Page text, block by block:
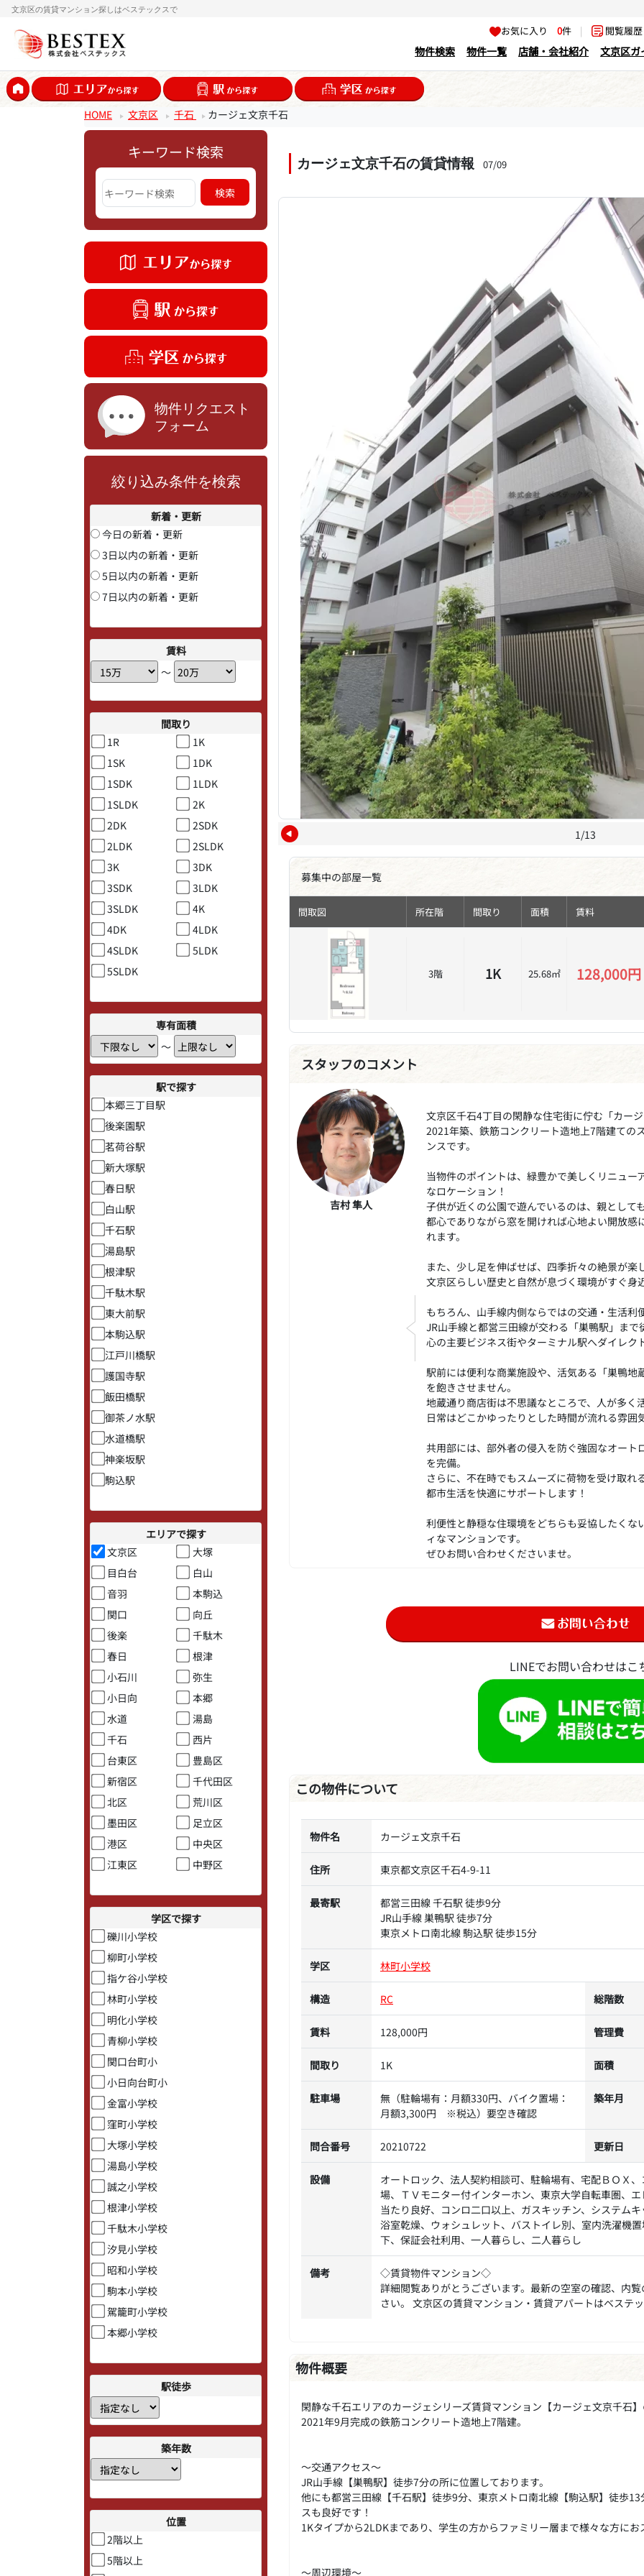
文京区の賃貸マンション探しはベステックスで
お気に入り0件 | 閲覧履
物件検索 物件一覧 店舗・会社紹介 文京区ガ
HOME 文京区 千石 カージェ文京千石
キーワード検索
絞り込み条件を検索
新着・更新
今日の新着・更新
3日以内の新着・更新
5日以内の新着・更新
7日以内の新着・更新
賃料
〜
間取り
1R
1K
1SK
1DK
1SDK
1LDK
1SLDK
2K
2DK
2SDK
2LDK
2SLDK
3K
3DK
3SDK
3LDK
3SLDK
4K
4DK
4LDK
4SLDK
5LDK
5SLDK
専有面積
〜
駅で探す
本郷三丁目駅
後楽園駅
茗荷谷駅
新大塚駅
春日駅
白山駅
千石駅
湯島駅
根津駅
千駄木駅
東大前駅
本駒込駅
江戸川橋駅
護国寺駅
飯田橋駅
御茶ノ水駅
水道橋駅
神楽坂駅
駒込駅
エリアで探す
文京区
大塚
目白台
白山
音羽
本駒込
関口
向丘
後楽
千駄木
春日
根津
小石川
弥生
小日向
本郷
水道
湯島
千石
西片
台東区
豊島区
新宿区
千代田区
北区
荒川区
墨田区
足立区
港区
中央区
江東区
中野区
学区で探す
礫川小学校
柳町小学校
指ケ谷小学校
林町小学校
明化小学校
青柳小学校
関口台町小
小日向台町小
金富小学校
窪町小学校
大塚小学校
湯島小学校
誠之小学校
根津小学校
千駄木小学校
汐見小学校
昭和小学校
駒本小学校
駕籠町小学校
本郷小学校
駅徒歩
築年数
位置
2階以上
5階以上
カージェ文京千石の賃貸情報 07/09
1/13
募集中の部屋一覧
間取図 所在階 間取り 面積 賃料
3階 1K 25.68㎡ 128,000円
スタッフのコメント
吉村 隼人
文京区千石4丁目の閑静な住宅街に佇む「カー
2021年築、鉄筋コンクリート造地上7階建ての
ンスです。
当物件のポイントは、緑豊かで美しくリニュ
なロケーション！
子供が近くの公園で遊んでいるのは、親として
都心でありながら窓を開ければ心地よい開放
れます。
また、少し足を伸ばせば、四季折々の絶景が
文京区らしい歴史と自然が息づく環境がすぐ身
もちろん、山手線内側ならではの交通・生活利
JR山手線と都営三田線が交わる「巣鴨駅」ま
心の主要ビジネス街やターミナル駅へダイレク
駅前には便利な商業施設や、活気ある「巣鴨
を飽きさせません。
地蔵通り商店街は不思議なところで、人が多
日常はどこかゆったりとした時間が流れる雰囲
共用部には、部外者の侵入を防ぐ強固なオー
を完備。
さらに、不在時でもスムーズに荷物を受け取
都市生活を快適にサポートします！
利便性と静穏な住環境をどちらも妥協したく
ィなマンションです。
ぜひお問い合わせくださいませ。
LINEでお問い合わせはこ
この物件について
物件名 カージェ文京千石
住所 東京都文京区千石4-9-11
最寄駅
都営三田線 千石駅 徒歩9分
JR山手線 巣鴨駅 徒歩7分
東京メトロ南北線 駒込駅 徒歩15分
学区 林町小学校
構造 RC 総階数
賃料 128,000円 管理費
間取り 1K 面積
駐車場
無（駐輪場有：月額330円、バイク置場：
月額3,300円 ※税込）要空き確認
築年月
問合番号 20210722 更新日
設備
オートロック、法人契約相談可、駐輪場有、宅配ＢＯＸ
場、ＴＶモニター付インターホン、東京大学自転車圏、
当たり良好、コンロ二口以上、ガスキッチン、システム
浴室乾燥、ウォシュレット、バストイレ別、室内洗濯機
下、保証会社利用、一人暮らし、二人暮らし
備考
◇賃貸物件マンション◇
詳細閲覧ありがとうございます。最新の空室の確認、内
さい。 文京区の賃貸マンション・賃貸アパートはベステ
物件概要
閑静な千石エリアのカージェシリーズ賃貸マンション【カージェ文京千石
2021年9月完成の鉄筋コンクリート造地上7階建。
～交通アクセス～
JR山手線【巣鴨駅】徒歩7分の所に位置しております。
他にも都営三田線【千石駅】徒歩9分、東京メトロ南北線【駒込駅】徒歩
スも良好です！
1Kタイプから2LDKまであり、学生の方からファミリー層まで様々な方に
～周辺環境～